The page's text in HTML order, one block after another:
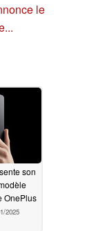
le
son
OnePlus
2025